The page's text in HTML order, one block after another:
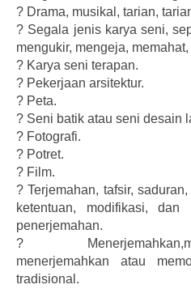
? Drama, musikal, tarian,
? Segala jenis karya seni,
mengukir, mengeja,
? Karya seni terapan.
? Pekerjaan arsitektur.
? Peta.
? Seni batik atau seni desain
? Fotografi.
? Potret.
? Film.
? Terjemahan, tafsir,
ketentuan, modifikasi,
penerjemahan.
?
menerjemahkan atau
tradisional.